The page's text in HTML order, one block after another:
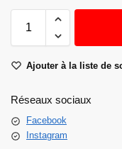
Ajouter à la liste de
Réseaux sociaux
Facebook
Instagram